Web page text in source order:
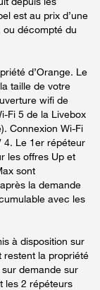
est au prix d’une
ou décompté du
d’Orange. Le
taille de votre
wifi de
Fi 5 de la Livebox
Connexion Wi-Fi
4. Le 1er répéteur
les offres Up et
sont
la demande
avec les
à disposition sur
restent la propriété
demande sur
les 2 répéteurs